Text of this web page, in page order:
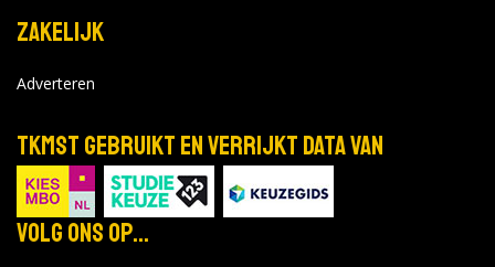
Zakelijk
Adverteren
TKMST gebruikt en verrijkt data van
Volg ons op...